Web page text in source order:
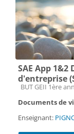
SAE App
d'entreprise
Catégorie de
BUT GEII 1ère
Documents de
Enseignant: